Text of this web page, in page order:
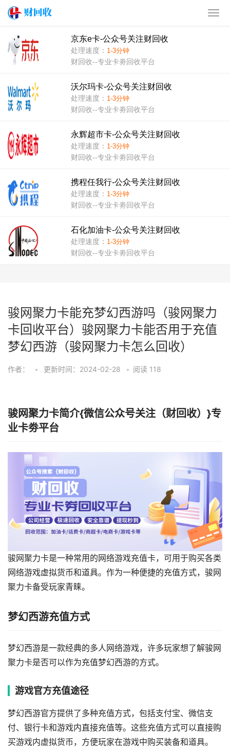
骏网聚力卡能充梦幻西游吗（骏网聚力
卡回收平台）骏网聚力卡能否用于充值
梦幻西游（骏网聚力卡怎么回收）
作者： • 更新时间：2024-02-28 • 阅读 118
骏网聚力卡简介{微信公众号关注（财回收）}专
业卡劵平台
骏网聚力卡是一种常用的网络游戏充值卡，可用于购买各类
网络游戏虚拟货币和道具。作为一种便捷的充值方式，骏网
聚力卡备受玩家青睐。
梦幻西游充值方式
梦幻西游是一款经典的多人网络游戏，许多玩家想了解骏网
聚力卡是否可以作为充值梦幻西游的方式。
游戏官方充值途径
梦幻西游官方提供了多种充值方式，包括支付宝、微信支
付、银行卡和游戏内直接充值等。这些充值方式可以直接购
买游戏内虚拟货币，方便玩家在游戏中购买装备和道具。